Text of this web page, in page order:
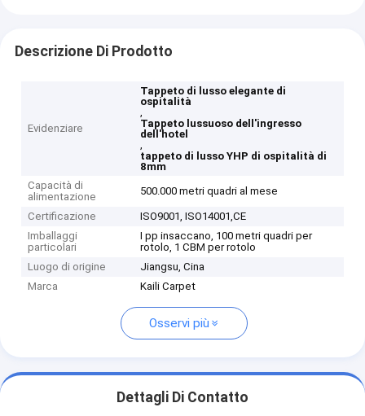
Descrizione Di Prodotto
Evidenziare
Tappeto di lusso elegante di
ospitalità
,
Tappeto lussuoso dell'ingresso
dell'hotel
,
tappeto di lusso YHP di ospitalità di
8mm
Capacità di
alimentazione
500.000 metri quadri al mese
Certificazione
ISO9001, ISO14001,CE
Imballaggi
particolari
I pp insaccano, 100 metri quadri per
rotolo, 1 CBM per rotolo
Luogo di origine
Jiangsu, Cina
Marca
Kaili Carpet
Osservi più
Dettagli Di Contatto